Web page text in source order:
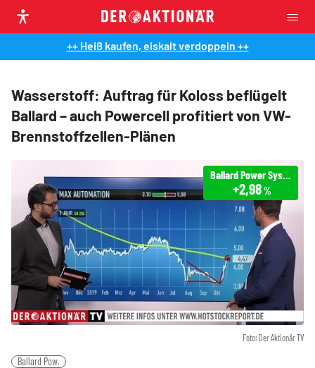
++ Heiß kaufen, eiskalt verdoppeln ++
Wasserstoff: Auftrag für Koloss beflügelt
Ballard – auch Powercell profitiert von VW-
Brennstoffzellen-Plänen
Foto: Der Aktionär TV
Ballard Power Systems
+2,98%
Ballard Pow.